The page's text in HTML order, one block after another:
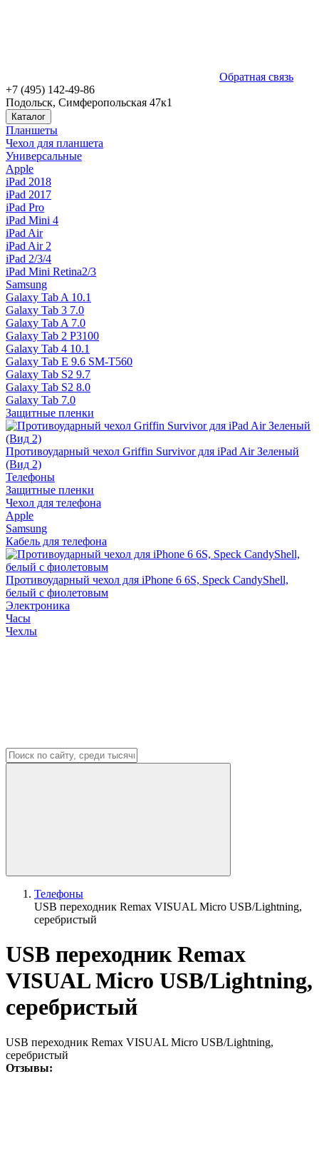
Обратная связь
+7 (495) 142-49-86
Подольск, Симферопольская 47к1
Каталог
Планшеты
Чехол для планшета
Универсальные
Apple
iPad 2018
iPad 2017
iPad Pro
iPad Mini 4
iPad Air
iPad Air 2
iPad 2/3/4
iPad Mini Retina2/3
Samsung
Galaxy Tab A 10.1
Galaxy Tab 3 7.0
Galaxy Tab A 7.0
Galaxy Tab 2 P3100
Galaxy Tab 4 10.1
Galaxy Tab E 9.6 SM-T560
Galaxy Tab S2 9.7
Galaxy Tab S2 8.0
Galaxy Tab 7.0
Защитные пленки
Противоударный чехол Griffin Survivor для iPad Air Зеленый
(Вид 2)
Телефоны
Защитные пленки
Чехол для телефона
Apple
Samsung
Кабель для телефона
Противоударный чехол для iPhone 6 6S, Speck CandyShell,
белый с фиолетовым
Электроника
Часы
Чехлы
Телефоны
USB переходник Remax VISUAL Micro USB/Lightning,
серебристый
USB переходник Remax
VISUAL Micro USB/Lightning,
серебристый
USB переходник Remax VISUAL Micro USB/Lightning,
серебристый
Отзывы: